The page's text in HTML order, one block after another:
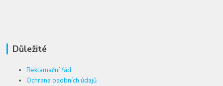
Důležité
Reklamační řád
Ochrana osobních údajů